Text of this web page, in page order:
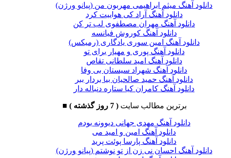
دانلود آهنگ میثم ابراهیمی مهربون من (پیانو ورژن)
دانلود آهنگ آراد کی هواییت کرد
دانلود آهنگ مهران مصطفوی لب تر کن
دانلود آهنگ کوروش فیانسه
دانلود آهنگ امین سوری یادگاری (رمیکس)
دانلود آهنگ پوری و مهیار برای تو
دانلود آهنگ امید سلطانی تقاص
دانلود آهنگ شهراد سیستان بی وفا
دانلود آهنگ حمید صالحیان بیا بردار ببر
دانلود آهنگ کامران کیا ستاره دنباله دار
■ برترین مطالب سایت( 7 روز گذشته )
دانلود آهنگ مهدی جهانی دیوونه بودم
دانلود آهنگ امین و امید می
دانلود آهنگ پارسا پوئت پرید
دانلود آهنگ احسان نی زن از تو نوشتم (پیانو ورژن)